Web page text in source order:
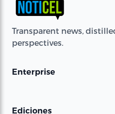
Transparent news,
perspectives.
Enterprise
Ediciones